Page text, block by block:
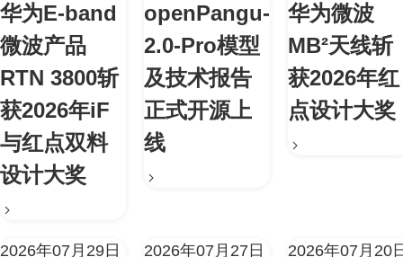
华为E-band
微波产品
RTN 3800斩
获2026年iF
与红点双料
设计大奖
openPangu-
2.0-Pro模型
及技术报告
正式开源上
线
华为微波
MB²天线斩
获2026年红
点设计大奖
2026年07月29日 2026年07月27日 2026年07月20